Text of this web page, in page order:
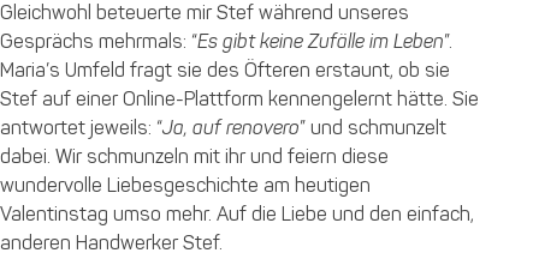
Gleichwohl beteuerte mir Stef während unseres
Gesprächs mehrmals: “Es gibt keine Zufälle im Leben”.
Maria’s Umfeld fragt sie des Öfteren erstaunt, ob sie
Stef auf einer Online-Plattform kennengelernt hätte. Sie
antwortet jeweils: “Ja, auf renovero” und schmunzelt
dabei. Wir schmunzeln mit ihr und feiern diese
wundervolle Liebesgeschichte am heutigen
Valentinstag umso mehr. Auf die Liebe und den einfach,
anderen Handwerker Stef.